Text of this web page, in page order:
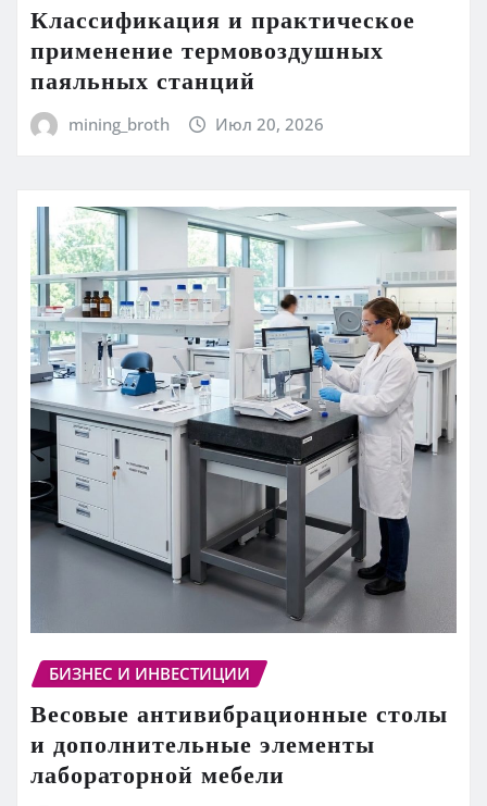
Классификация и практическое
применение термовоздушных
паяльных станций
mining_broth Июл 20, 2026
БИЗНЕС И ИНВЕСТИЦИИ
Весовые антивибрационные столы
и дополнительные элементы
лабораторной мебели